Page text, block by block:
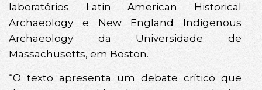
laboratórios Latin American Historical
Archaeology e New England Indigenous
Archaeology da Universidade de
Massachusetts, em Boston.
“O texto apresenta um debate crítico que